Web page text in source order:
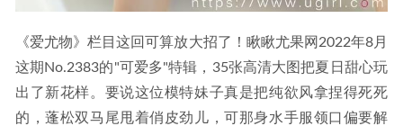
《爱尤物》栏目这回可算放大招了！瞅瞅尤果网2022年8月
这期No.2383的"可爱多"特辑，35张高清大图把夏日甜心玩
出了新花样。要说这位模特妹子真是把纯欲风拿捏得死死
的，蓬松双马尾甩着俏皮劲儿，可那身水手服领口偏要解